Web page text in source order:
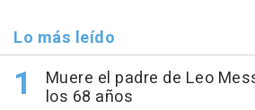
Lo más leído
Muere el padre de Leo
los 68 años